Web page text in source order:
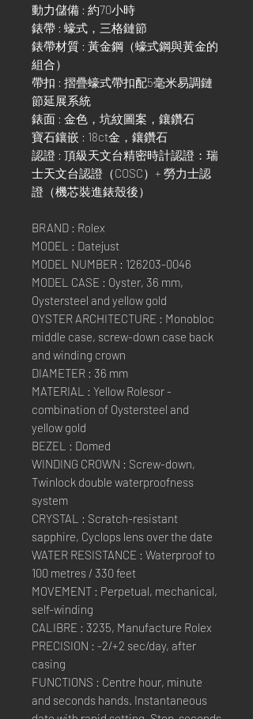
動力儲備 : 約70小時
錶帶 : 蠔式，三格鏈節
錶帶材質 : 黃金鋼（蠔式鋼與黃金的
組合）
帶扣 : 摺疊蠔式帶扣配5毫米易調鏈
節延展系統
錶面 : 金色，坑紋圖案，鑲鑽石
寶石鑲嵌 : 18ct金，鑲鑽石
認證 : 頂級天文台精密時計認證：瑞
士天文台認證（COSC）+ 勞力士認
證（機芯裝進錶殼後）
BRAND : Rolex
MODEL : Datejust
MODEL NUMBER : 126203-0046
MODEL CASE : Oyster, 36 mm,
Oystersteel and yellow gold
OYSTER ARCHITECTURE : Monobloc
middle case, screw-down case back
and winding crown
DIAMETER : 36 mm
MATERIAL : Yellow Rolesor -
combination of Oystersteel and
yellow gold
BEZEL : Domed
WINDING CROWN : Screw-down,
Twinlock double waterproofness
system
CRYSTAL : Scratch-resistant
sapphire, Cyclops lens over the date
WATER RESISTANCE : Waterproof to
100 metres / 330 feet
MOVEMENT : Perpetual, mechanical,
self-winding
CALIBRE : 3235, Manufacture Rolex
PRECISION : -2/+2 sec/day, after
casing
FUNCTIONS : Centre hour, minute
and seconds hands. Instantaneous